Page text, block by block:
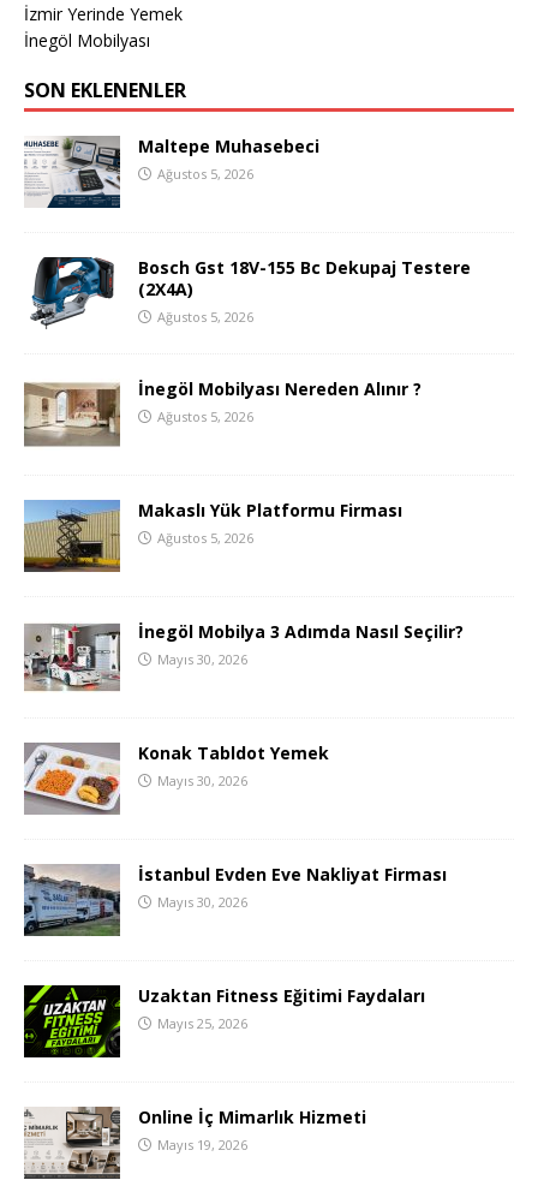
İzmir Yerinde Yemek
İnegöl Mobilyası
SON EKLENENLER
Maltepe Muhasebeci
Ağustos 5, 2026
Bosch Gst 18V-155 Bc Dekupaj Testere
(2X4A)
Ağustos 5, 2026
İnegöl Mobilyası Nereden Alınır ?
Ağustos 5, 2026
Makaslı Yük Platformu Firması
Ağustos 5, 2026
İnegöl Mobilya 3 Adımda Nasıl Seçilir?
Mayıs 30, 2026
Konak Tabldot Yemek
Mayıs 30, 2026
İstanbul Evden Eve Nakliyat Firması
Mayıs 30, 2026
Uzaktan Fitness Eğitimi Faydaları
Mayıs 25, 2026
Online İç Mimarlık Hizmeti
Mayıs 19, 2026